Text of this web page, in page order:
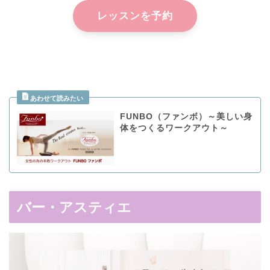
レッスンを予約
FUNBO（ファンボ）～美しい身
体をつくるワークアウト～
バー・アスティエ